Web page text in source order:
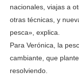
nacionales, viajas a
otras técnicas, y
pesca», explica.
Para Verónica, la
cambiante, que
resolviendo.